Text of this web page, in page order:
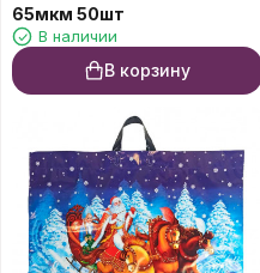
65мкм 50шт
В наличии
В корзину